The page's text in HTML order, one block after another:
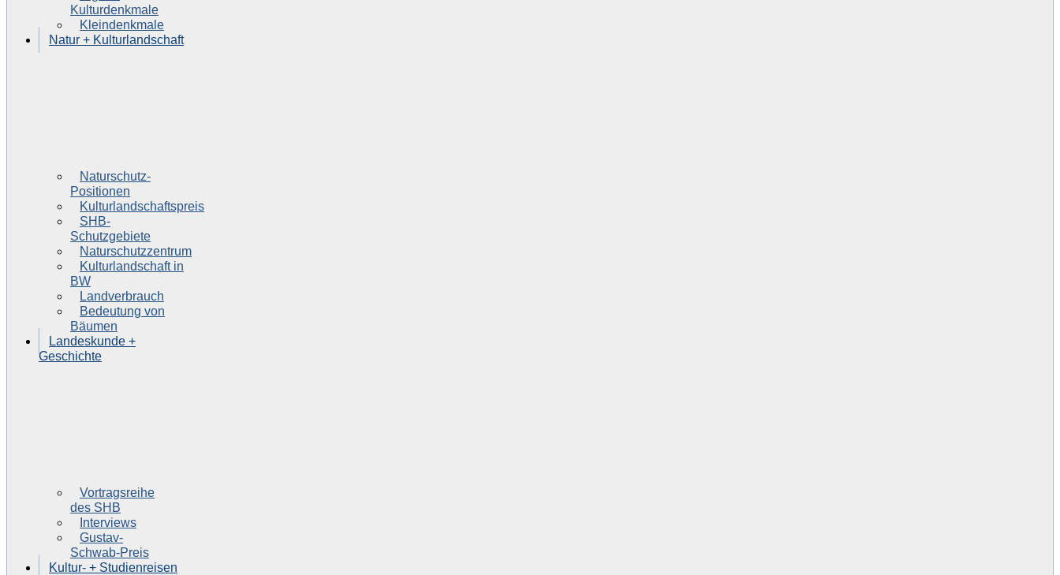
Kulturdenkmale
Kleindenkmale
Natur + Kulturlandschaft
Naturschutz-
Positionen
Kulturlandschaftspreis
SHB-
Schutzgebiete
Naturschutzzentrum
Kulturlandschaft in
BW
Landverbrauch
Bedeutung von
Bäumen
Landeskunde +
Geschichte
Vortragsreihe
des SHB
Interviews
Gustav-
Schwab-Preis
Kultur- + Studienreisen